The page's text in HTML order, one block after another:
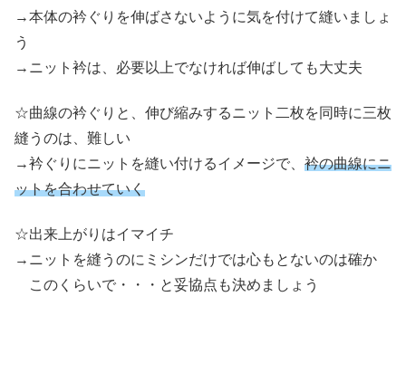
→本体の衿ぐりを伸ばさないように気を付けて縫いましょ
う
→ニット衿は、必要以上でなければ伸ばしても大丈夫
☆曲線の衿ぐりと、伸び縮みするニット二枚を同時に三枚
縫うのは、難しい
→衿ぐりにニットを縫い付けるイメージで、 衿の曲線にニ
ットを合わせていく
☆出来上がりはイマイチ
→ニットを縫うのにミシンだけでは心もとないのは確か
このくらいで・・・と妥協点も決めましょう